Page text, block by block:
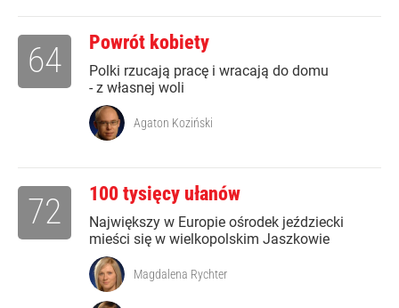
Powrót kobiety
Polki rzucają pracę i wracają do domu
- z własnej woli
64
Agaton Koziński
100 tysięcy ułanów
Największy w Europie ośrodek jeździecki
mieści się w wielkopolskim Jaszkowie
72
Magdalena Rychter